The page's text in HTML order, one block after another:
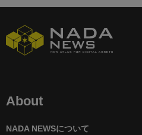
About
NADA NEWSについて